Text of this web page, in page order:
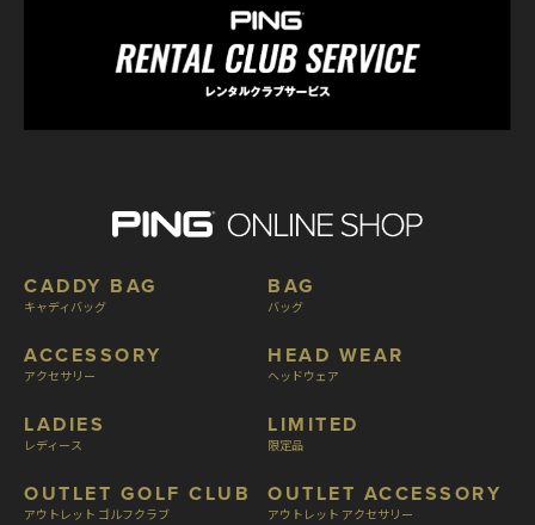
CADDY BAG
キャディバッグ
ACCESSORY
アクセサリー
LADIES
レディース
OUTLET GOLF CLUB
アウトレット ゴルフクラブ
BAG
バッグ
HEAD WEAR
ヘッドウェア
LIMITED
限定品
OUTLET ACCESSORY
アウトレット アクセサリー